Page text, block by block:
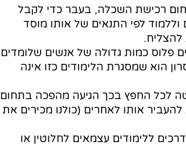
רכישת השכלה, בעבר כדי לקבל
וללמוד לפי התנאים של אותו מוסד
להצליח.
פלוס כמות גדולה של אנשים שלומדים
הוא שמסגרת הלימודים כזו אינה
לכל החפץ בכך הגיעה מהפכה בתחום
אותו לאחרים (כולנו מכירים את
ללימודים עצמאים לחלוטין או